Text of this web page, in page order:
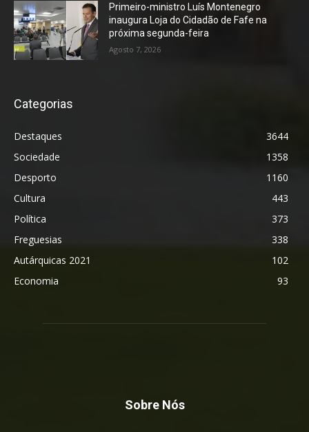
Primeiro-ministro Luís Montenegro
inaugura Loja do Cidadão de Fafe na
próxima segunda-feira
Agosto 7, 2026
Categorias
Destaques
3644
Sociedade
1358
Desporto
1160
Cultura
443
Política
373
Freguesias
338
Autárquicas 2021
102
Economia
93
Sobre Nós